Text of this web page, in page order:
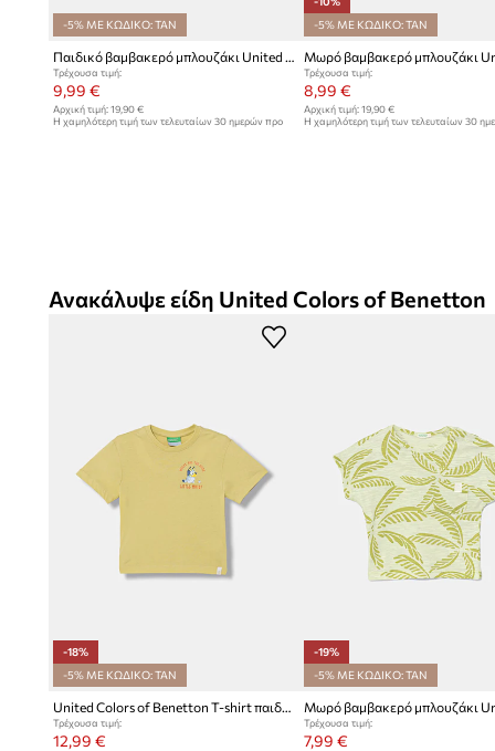
-5% ΜΕ ΚΩΔΙΚΟ: TAN
Παιδικό βαμβακερό μπλουζάκι United Colors of Benetton
Τρέχουσα τιμή:
9,99 €
Αρχική τιμή: 19,90 €
Η χαμηλότερη τιμή των τελευταίων 30 ημερών προ
-5% ΜΕ ΚΩΔΙΚΟ: TAN
Τρέχουσα τιμή:
8,99 €
Αρχική τιμή:19,90 €
Η χαμηλότερη τιμή των τελευταίων 30
Ανακάλυψε είδη United Colors of Benetton
-18%
-5% ΜΕ ΚΩΔΙΚΟ: TAN
United Colors of Benetton T-shirt παιδικό βαμβακερό
Τρέχουσα τιμή:
12,99 €
-19%
-5% ΜΕ ΚΩΔΙΚΟ: TAN
Τρέχουσα τιμή:
7,99 €